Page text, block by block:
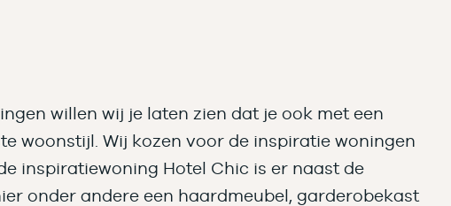
willen wij je laten zien dat je ook met een
woonstijl. Wij kozen voor de inspiratie woningen
inspiratiewoning Hotel Chic is er naast de
onder andere een haardmeubel, garderobekast